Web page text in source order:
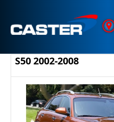
S50 2002-2008